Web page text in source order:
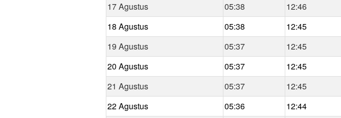
17 Agustus
05:38 12:46
18 Agustus
05:38 12:45
19 Agustus
05:37 12:45
20 Agustus
05:37 12:45
21 Agustus
05:37 12:45
22 Agustus
05:36 12:44